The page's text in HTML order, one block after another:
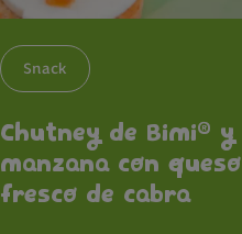
Snack
Chutney de Bimi® y
manzana con queso
fresco de cabra